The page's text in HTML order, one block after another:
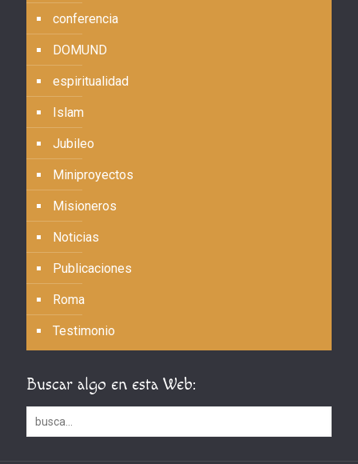
conferencia
DOMUND
espiritualidad
Islam
Jubileo
Miniproyectos
Misioneros
Noticias
Publicaciones
Roma
Testimonio
Buscar algo en esta Web: